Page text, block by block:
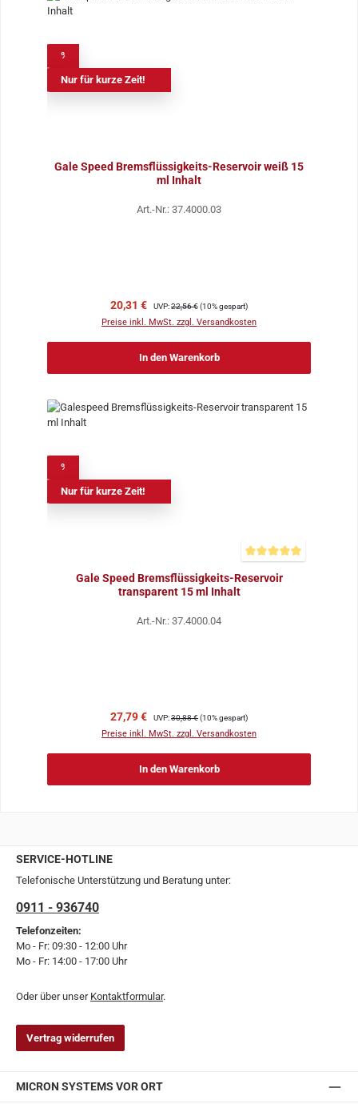
Nur für kurze Zeit!
Gale Speed Bremsflüssigkeits-Reservoir weiß 15
ml Inhalt
Art.-Nr.: 37.4000.03
Verkaufspreis:
20,31 € Regulärer Preis:
UVP:22,56 €(10% gespart)
Preise inkl. MwSt. zzgl. Versandkosten
In den Warenkorb
Nur für kurze Zeit!
Gale Speed Bremsflüssigkeits-Reservoir
transparent 15 ml Inhalt
Art.-Nr.: 37.4000.04
Verkaufspreis:
27,79 € Regulärer Preis:
UVP:30,88 €(10% gespart)
Preise inkl. MwSt. zzgl. Versandkosten
In den Warenkorb
SERVICE-HOTLINE
Telefonische Unterstützung und Beratung unter:
0911 - 936740
Telefonzeiten:
Mo - Fr: 09:30 - 12:00 Uhr
Mo - Fr: 14:00 - 17:00 Uhr
Oder über unser Kontaktformular.
Vertrag widerrufen
MICRON SYSTEMS VOR ORT